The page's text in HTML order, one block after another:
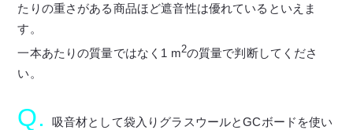
たりの重さがある商品ほど遮音性は優れているといえま
す。
一本あたりの質量ではなく1 m2の質量で判断してくださ
い。
Q.
吸音材として袋入りグラスウールとGCボードを使い